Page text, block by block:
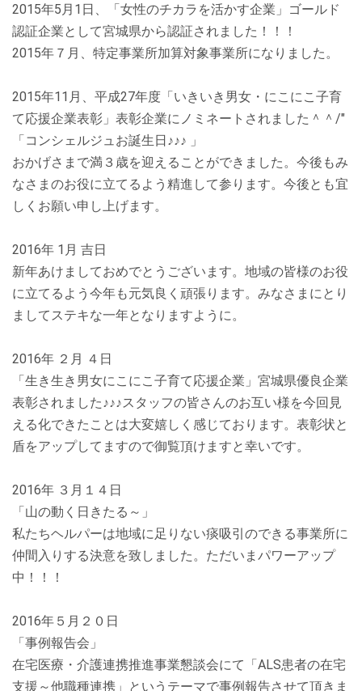
2015年5月1日、「女性のチカラを活かす企業」ゴールド
認証企業として宮城県から認証されました！！！
2015年７月、特定事業所加算対象事業所になりました。
2015年11月、平成27年度「いきいき男女・にこにこ子育
て応援企業表彰」表彰企業にノミネートされました＾＾/"
「コンシェルジュお誕生日♪♪♪ 」
おかげさまで満３歳を迎えることができました。今後もみ
なさまのお役に立てるよう精進して参ります。今後とも宜
しくお願い申し上げます。
2016年 1月 吉日
新年あけましておめでとうございます。地域の皆様のお役
に立てるよう今年も元気良く頑張ります。みなさまにとり
ましてステキな一年となりますように。
2016年 ２月 ４日
「生き生き男女にこにこ子育て応援企業」宮城県優良企業
表彰されました♪♪♪スタッフの皆さんのお互い様を今回見
える化できたことは大変嬉しく感じております。表彰状と
盾をアップしてますので御覧頂けますと幸いです。
2016年 ３月１４日
「山の動く日きたる～」
私たちヘルパーは地域に足りない痰吸引のできる事業所に
仲間入りする決意を致しました。ただいまパワーアップ
中！！！
2016年５月２０日
「事例報告会」
在宅医療・介護連携推進事業懇談会にて「ALS患者の在宅
支援～他職種連携」というテーマで事例報告させて頂きま